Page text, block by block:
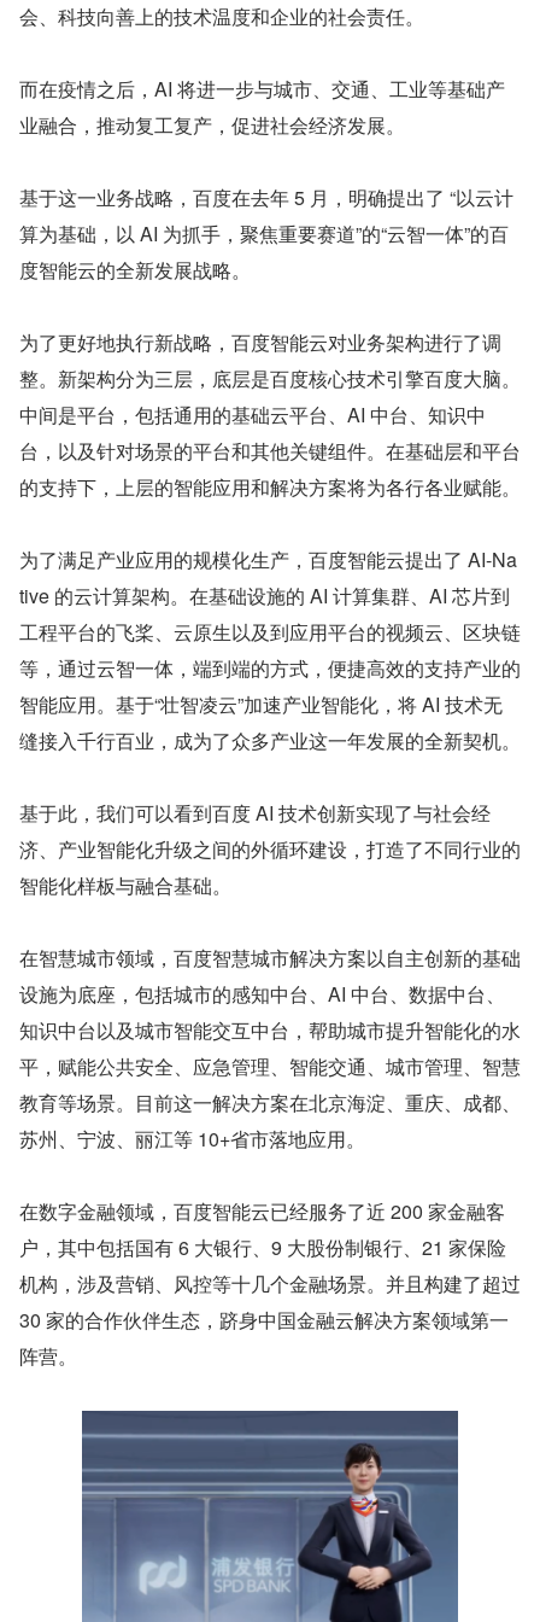
会、科技向善上的技术温度和企业的社会责任。
而在疫情之后，AI 将进一步与城市、交通、工业等基础产
业融合，推动复工复产，促进社会经济发展。
基于这一业务战略，百度在去年 5 月，明确提出了 “以云计
算为基础，以 AI 为抓手，聚焦重要赛道”的“云智一体”的百
度智能云的全新发展战略。
为了更好地执行新战略，百度智能云对业务架构进行了调
整。新架构分为三层，底层是百度核心技术引擎百度大脑。
中间是平台，包括通用的基础云平台、AI 中台、知识中
台，以及针对场景的平台和其他关键组件。在基础层和平台
的支持下，上层的智能应用和解决方案将为各行各业赋能。
为了满足产业应用的规模化生产，百度智能云提出了 AI-Na
tive 的云计算架构。在基础设施的 AI 计算集群、AI 芯片到
工程平台的飞桨、云原生以及到应用平台的视频云、区块链
等，通过云智一体，端到端的方式，便捷高效的支持产业的
智能应用。基于“壮智凌云”加速产业智能化，将 AI 技术无
缝接入千行百业，成为了众多产业这一年发展的全新契机。
基于此，我们可以看到百度 AI 技术创新实现了与社会经
济、产业智能化升级之间的外循环建设，打造了不同行业的
智能化样板与融合基础。
在智慧城市领域，百度智慧城市解决方案以自主创新的基础
设施为底座，包括城市的感知中台、AI 中台、数据中台、
知识中台以及城市智能交互中台，帮助城市提升智能化的水
平，赋能公共安全、应急管理、智能交通、城市管理、智慧
教育等场景。目前这一解决方案在北京海淀、重庆、成都、
苏州、宁波、丽江等 10+省市落地应用。
在数字金融领域，百度智能云已经服务了近 200 家金融客
户，其中包括国有 6 大银行、9 大股份制银行、21 家保险
机构，涉及营销、风控等十几个金融场景。并且构建了超过
30 家的合作伙伴生态，跻身中国金融云解决方案领域第一
阵营。